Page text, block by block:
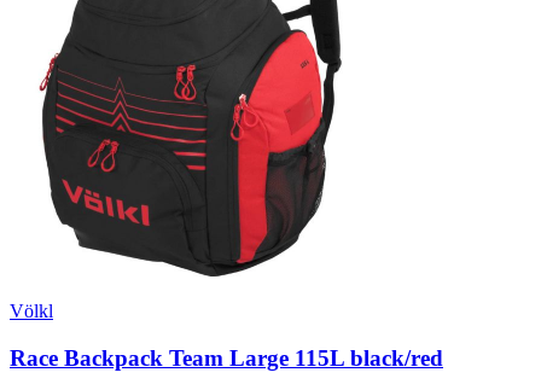
Völkl
Race Backpack Team Large 115L black/red